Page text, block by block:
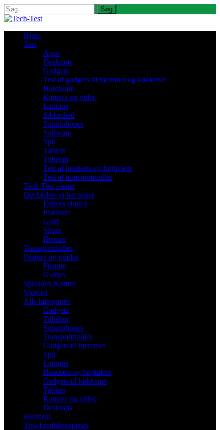
Søg
efter:
Hjem
Test
Apps
Desktops
Gadgets
Test af gadgets til hjemmet og køkkenet
Hardware
Kamera og video
Laptops
Sikkerhed
Smartphones
Software
Spil
Tablets
Tilbehør
Test af headsets og højttalere
Test af transportmidler
Tech-Test mener
Det bedste vi har testet
Editors choice
Platinum
Gold
Silver
Bronze
Transportmidler
Feature og guides
Feature
Guides
Speakers Korner
Videoer
Alle kategorier
Gadgets
Tilbehør
Smartphones
Transportmidler
Gadgets til hjemmet
Spil
Laptops
Headsets og højttalere
Gadgets til køkkenet
Tablets
Kamera og video
Desktops
Business
Tjek bredbåndspriser